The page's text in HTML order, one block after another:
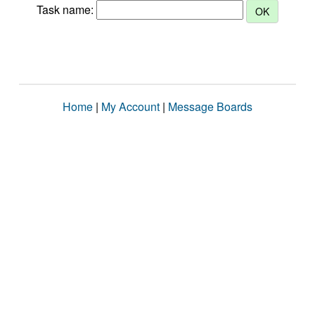
Task name:
Home | My Account | Message Boards